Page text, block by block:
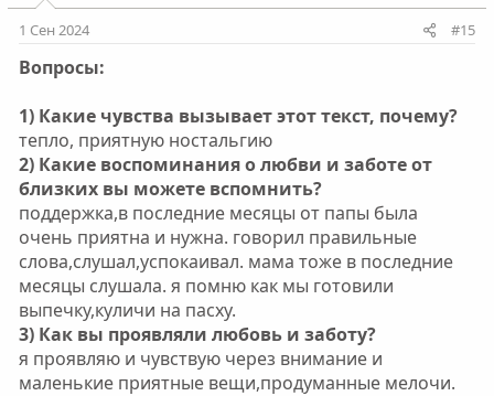
и
:
1 Сен 2024 #15
Вопросы:
1) Какие чувства вызывает этот текст, почему?
тепло, приятную ностальгию
2) Какие воспоминания о любви и заботе от
близких вы можете вспомнить?
поддержка,в последние месяцы от папы была
очень приятна и нужна. говорил правильные
слова,слушал,успокаивал. мама тоже в последние
месяцы слушала. я помню как мы готовили
выпечку,куличи на пасху.
3) Как вы проявляли любовь и заботу?
я проявляю и чувствую через внимание и
маленькие приятные вещи,продуманные мелочи.